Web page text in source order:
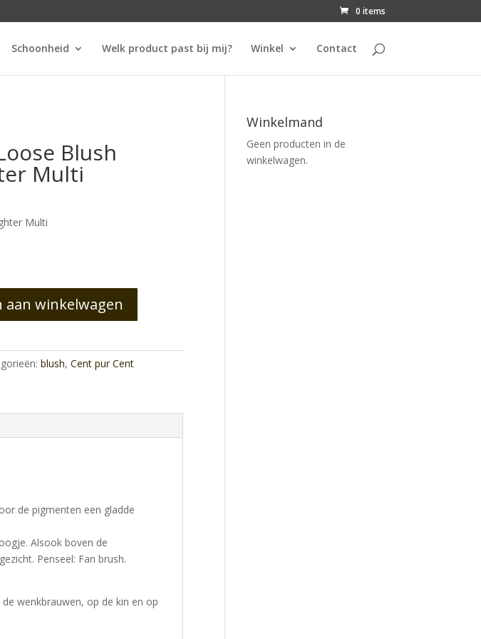
0 items
Schoonheid Welk product past bij mij? Winkel Contact
Blush
Multi
Multi
aan winkelwagen
blush,Cent pur Cent
de pigmenten een gladde
Alsook boven de
Penseel: Fan brush.
wenkbrauwen, op de kin en op
Winkelmand
Geen producten in de
winkelwagen.